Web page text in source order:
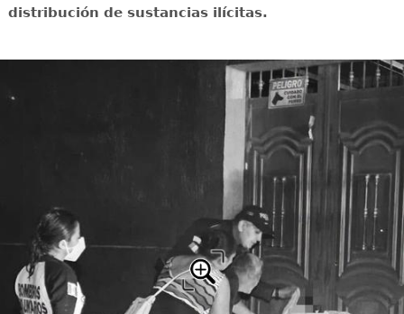
distribución de sustancias ilícitas.